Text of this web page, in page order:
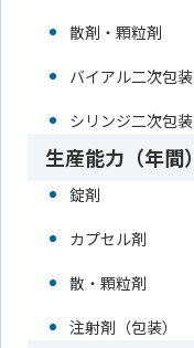
散剤・顆粒剤
バイアル二次包装
シリンジ二次包装
生産能力（年間）
錠剤
カプセル剤
散・顆粒剤
注射剤（包装）